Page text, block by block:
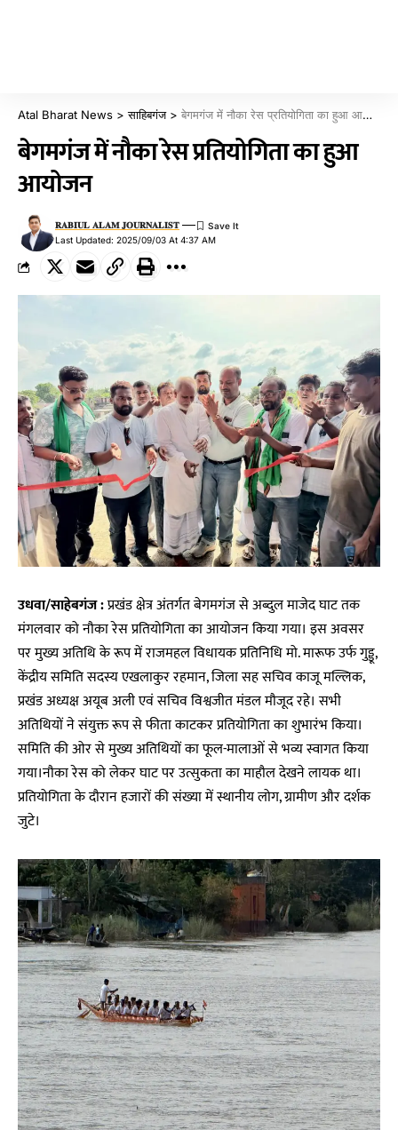
Atal Bharat News >साहिबगंज> बेगमगंज में नौका रेस प्रतियोगिता का हुआ आयोजन
बेगमगंज में नौका रेस प्रतियोगिता का हुआ
आयोजन
Last Updated: 2025/09/03 At 4:37 AM
𝐑𝐀𝐁𝐈𝐔𝐋 𝐀𝐋𝐀𝐌 𝐉𝐎𝐔𝐑𝐍𝐀𝐋𝐈𝐒𝐓
उधवा/साहेबगंज :प्रखंड क्षेत्र अंतर्गत बेगमगंज से अब्दुल माजेद घाट तक
मंगलवार को नौका रेस प्रतियोगिता का आयोजन किया गया। इस अवसर
पर मुख्य अतिथि के रूप में राजमहल विधायक प्रतिनिधि मो. मारूफ उर्फ गुड्डू,
केंद्रीय समिति सदस्य एखलाकुर रहमान, जिला सह सचिव काजू मल्लिक,
प्रखंड अध्यक्ष अयूब अली एवं सचिव विश्वजीत मंडल मौजूद रहे। सभी
अतिथियों ने संयुक्त रूप से फीता काटकर प्रतियोगिता का शुभारंभ किया।
समिति की ओर से मुख्य अतिथियों का फूल-मालाओं से भव्य स्वागत किया
गया।नौका रेस को लेकर घाट पर उत्सुकता का माहौल देखने लायक था।
प्रतियोगिता के दौरान हजारों की संख्या में स्थानीय लोग, ग्रामीण और दर्शक
जुटे।